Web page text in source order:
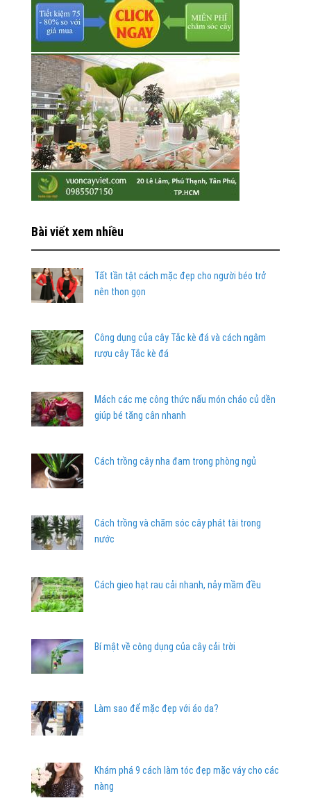
Bài viết xem nhiều
Tất tần tật cách mặc đẹp cho người béo trở
nên thon gọn
Công dụng của cây Tắc kè đá và cách ngâm
rượu cây Tắc kè đá
Mách các mẹ công thức nấu món cháo củ dền
giúp bé tăng cân nhanh
Cách trồng cây nha đam trong phòng ngủ
Cách trồng và chăm sóc cây phát tài trong
nước
Cách gieo hạt rau cải nhanh, nảy mầm đều
Bí mật về công dụng của cây cải trời
Làm sao để mặc đẹp với áo da?
Khám phá 9 cách làm tóc đẹp mặc váy cho các
nàng